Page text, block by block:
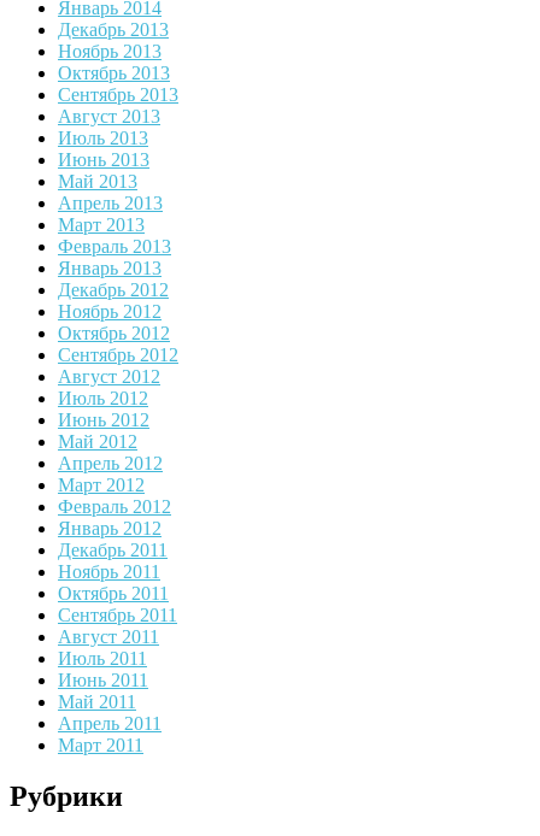
Январь 2014
Декабрь 2013
Ноябрь 2013
Октябрь 2013
Сентябрь 2013
Август 2013
Июль 2013
Июнь 2013
Май 2013
Апрель 2013
Март 2013
Февраль 2013
Январь 2013
Декабрь 2012
Ноябрь 2012
Октябрь 2012
Сентябрь 2012
Август 2012
Июль 2012
Июнь 2012
Май 2012
Апрель 2012
Март 2012
Февраль 2012
Январь 2012
Декабрь 2011
Ноябрь 2011
Октябрь 2011
Сентябрь 2011
Август 2011
Июль 2011
Июнь 2011
Май 2011
Апрель 2011
Март 2011
Рубрики